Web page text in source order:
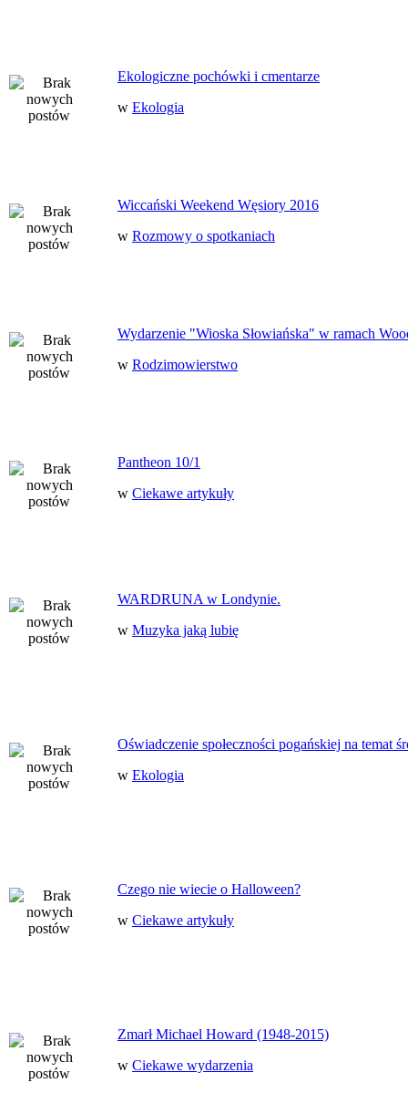
Ekologiczne pochówki i cmentarze
w Ekologia
Wiccański Weekend Węsiory 2016
w Rozmowy o spotkaniach
Wydarzenie "Wioska Słowiańska" w ramach
w Rodzimowierstwo
Pantheon 10/1
w Ciekawe artykuły
WARDRUNA w Londynie.
w Muzyka jaką lubię
Oświadczenie społeczności pogańskiej na temat
w Ekologia
Czego nie wiecie o Halloween?
w Ciekawe artykuły
Zmarł Michael Howard (1948-2015)
w Ciekawe wydarzenia